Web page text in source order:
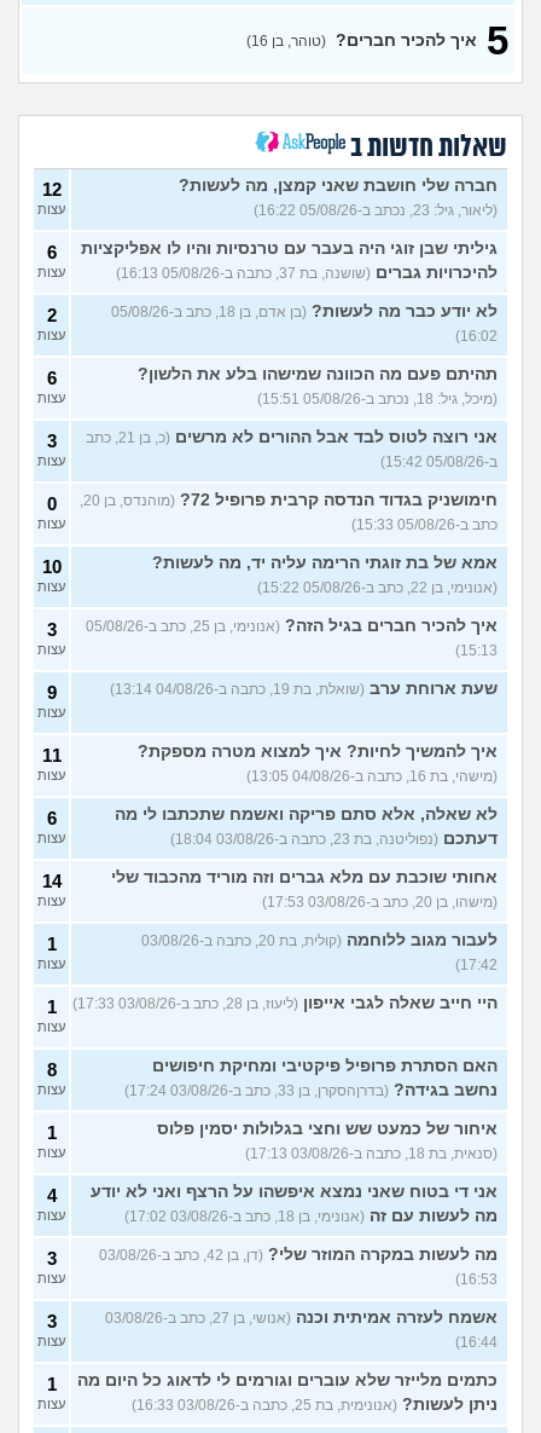
בתרבות של עדות ומגזרים
מאנשים אחרים?
(בדוי,
בן 27)
שאלה לבנות שעברו פרום
בחייהן
(ליהיא, בת 18)
1
עצות
עדיף להיות פשוט לבד או
לנסות להפגש עם חברות?
(אנונימית, בת 17)
3
חברות שלי ישתנה כשידעו
שאני נמשכת גם לנשים
(אנונימית, בת 19)
5
עצות
בת עוד מעט 23, אני מרגישה
שנכשלתי לפעמים
(אנונמית,
7
עצות
למה בנות בממוצע הרבה יותר
נחמדות לבנות אחרות מאשר
לבנים?
(Itay Daniel Asael, בן
23)
12
עצות
איך יש אנשים שישנים עם
בגדים?
(נעם, בן 14)
האם להרשות לאחרים לקבוע
לי מה ללבוש?
(סיון, בת
9
ספרים בעברית בקובץ PDF
בחינם? (Rin, בת 19)
4
עצות
עוד שאלות חדשות במדור
5 איך להכיר חברים? (טוהר, בן 16)
שאלות חדשות ב
חברה שלי חושבת שאני קמצן, מה לעשות?
(ליאור, גיל: 23, נכתב ב-05/08/26 16:22)
12
עצות
גיליתי שבן זוגי היה בעבר עם טרנסיות והיו לו אפליקציות
להיכרויות גברים (שושנה, בת 37, כתבה ב-05/08/26 16:13)
6
עצות
לא יודע כבר מה לעשות?
(בן אדם, בן 18, כתב ב-05/08/26
16:02)
2
עצות
תהיתם פעם מה הכוונה שמישהו בלע את הלשון?
(מיכל, גיל: 18, נכתב ב-05/08/26 15:51)
6
עצות
אני רוצה לטוס לבד אבל ההורים לא מרשים
(כ, בן 21, כתב
ב-05/08/26 15:42)
3
עצות
חימושניק בגדוד הנדסה קרבית פרופיל 72?
(מוהנדס, בן 20,
כתב ב-05/08/26 15:33)
0
עצות
אמא של בת זוגתי הרימה עליה יד, מה לעשות?
(אנונימי, בן 22, כתב ב-05/08/26 15:22)
10
עצות
איך להכיר חברים בגיל הזה?
(אנונימי, בן 25, כתב ב-05/08/26
15:13)
3
עצות
שעת ארוחת ערב (שואלת, בת 19, כתבה ב-04/08/26 13:14) 9
עצות
איך להמשיך לחיות? איך למצוא מטרה מספקת?
(מישהי, בת 16, כתבה ב-04/08/26 13:05)
11
עצות
לא שאלה, אלא סתם פריקה ואשמח שתכתבו לי מה
דעתכם (נפוליטנה, בת 23, כתבה ב-03/08/26 18:04)
6
עצות
אחותי שוכבת עם מלא גברים וזה מוריד מהכבוד שלי
(מישהו, בן 20, כתב ב-03/08/26 17:53)
14
עצות
לעבור מגוב ללוחמה
(קולית, בת 20, כתבה ב-03/08/26
17:42)
1
עצות
היי חייב שאלה לגבי אייפון (ליעוז, בן 28, כתב ב-03/08/26 17:33) 1
עצות
האם הסתרת פרופיל פיקטיבי ומחיקת חיפושים
נחשב בגידה? (בדרןהסקרן, בן 33, כתב ב-03/08/26 17:24)
8
עצות
איחור של כמעט שש וחצי בגלולות יסמין פלוס
(סנאית, בת 18, כתבה ב-03/08/26 17:13)
1
עצות
אני די בטוח שאני נמצא איפשהו על הרצף ואני לא יודע
מה לעשות עם זה (אנונימי, בן 18, כתב ב-03/08/26 17:02)
4
עצות
מה לעשות במקרה המוזר שלי?
(דן, בן 42, כתב ב-03/08/26
16:53)
3
עצות
אשמח לעזרה אמיתית וכנה
(אנושי, בן 27, כתב ב-03/08/26
16:44)
3
עצות
כתמים מלייזר שלא עוברים וגורמים לי לדאוג כל היום מה
ניתן לעשות? (אנונימית, בת 25, כתבה ב-03/08/26 16:33)
1
עצות